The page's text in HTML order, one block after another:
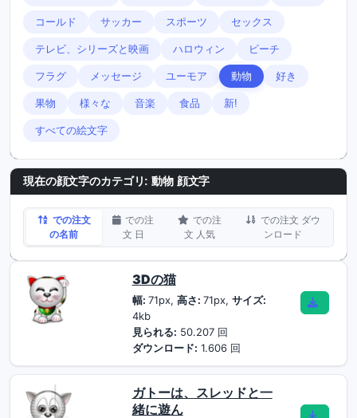
コールド サッカー スポーツ セックス
テレビ、シリーズと映画 ハロウィン ビーチ
フラグ メッセージ ユーモア 動物 好き
果物 様々な 音楽 食品 新!
すべての絵文字
現在の顔文字のカテゴリ:動物 顔文字
での注文
の名前
での注
文 日
での注
文 人気
での注文 ダウ
ンロード
3Dの猫
幅: 71px, 高さ: 71px, サイズ:
4kb
見られる: 50.207 回
ダウンロード: 1.606 回
ガトーは、スレッドと一
緒に遊ん